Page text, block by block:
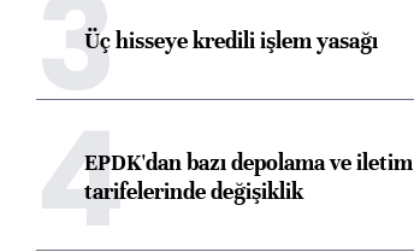
3Üç hisseye kredili işlem yasağı
4EPDK'dan bazı depolama ve iletim
tarifelerinde değişiklik